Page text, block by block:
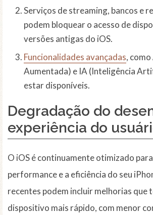
Serviços de streaming, bancos e
podem bloquear o acesso de
versões antigas do iOS.
Funcionalidades avançadas,
Aumentada) e IA (Inteligência
estar disponíveis.
Degradação do
experiência do
O iOS é continuamente otimizado
performance e a eficiência do seu
recentes podem incluir melhorias que
dispositivo mais rápido, com menor